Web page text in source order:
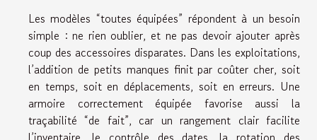
Les modèles “toutes équipées” répondent à un besoin
simple : ne rien oublier, et ne pas devoir ajouter après
coup des accessoires disparates. Dans les exploitations,
l’addition de petits manques finit par coûter cher, soit
en temps, soit en déplacements, soit en erreurs. Une
armoire correctement équipée favorise aussi la
traçabilité “de fait”, car un rangement clair facilite